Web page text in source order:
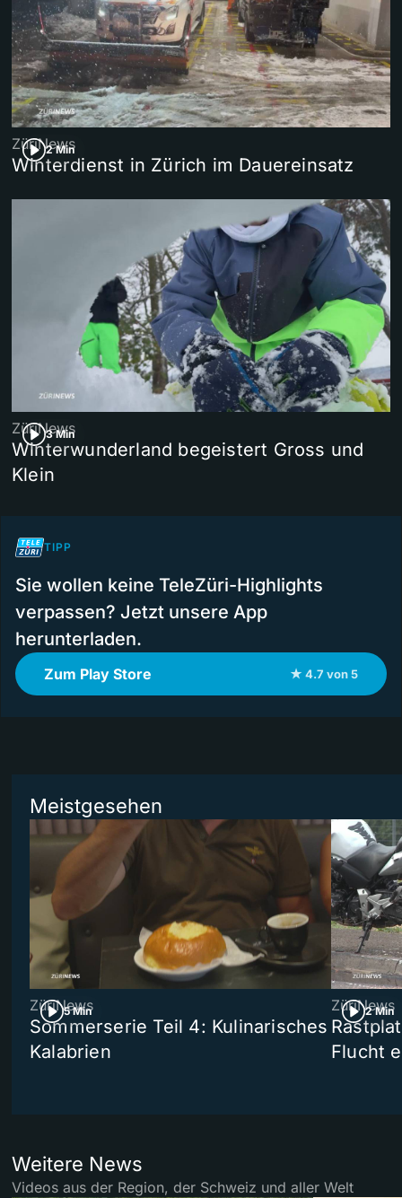
2 Min
ZüriNews
Winterdienst in Zürich im Dauereinsatz
3 Min
ZüriNews
Winterwunderland begeistert Gross und
Klein
TIPP
Sie wollen keine TeleZüri-Highlights
verpassen? Jetzt unsere App
herunterladen.
Zum Play Store ★ 4.7 von 5
Meistgesehen
5 Min
ZüriNews
Sommerserie Teil 4: Kulinarisches
Kalabrien
2 Min
ZüriNews
Flucht
Weitere News
Videos aus der Region, der Schweiz und aller Welt